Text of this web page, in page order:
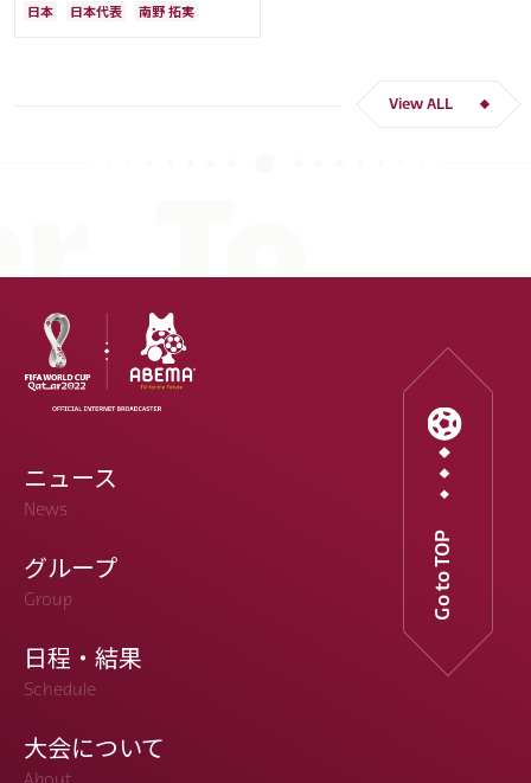
ー人生をかけた戦い」
日本 日本代表
南野 拓実
View ALL
ニュース
News
グループ
Group
日程・結果
Schedule
大会について
Go to TOP